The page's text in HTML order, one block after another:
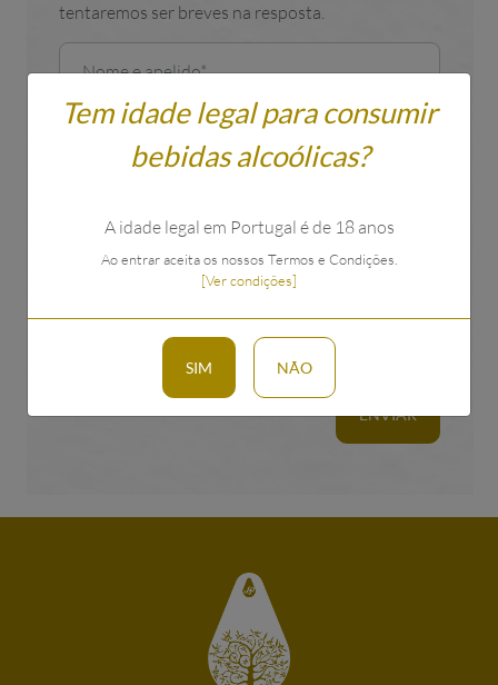
tentaremos ser breves na resposta.
Li e aceito as condições política de privacidade.Ver
ENVIAR
Tem idade legal para consumir
bebidas alcoólicas?
A idade legal em Portugal é de 18 anos
Ao entrar aceita os nossos Termos e Condições.
[Ver condições]
SIM NÃO